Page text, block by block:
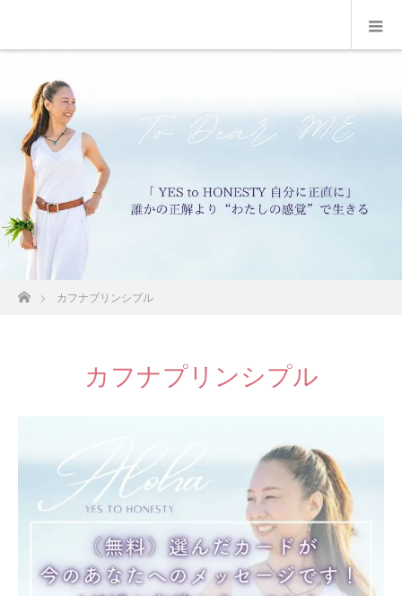
ホームカフナプリンシプル
カフナプリンシプル